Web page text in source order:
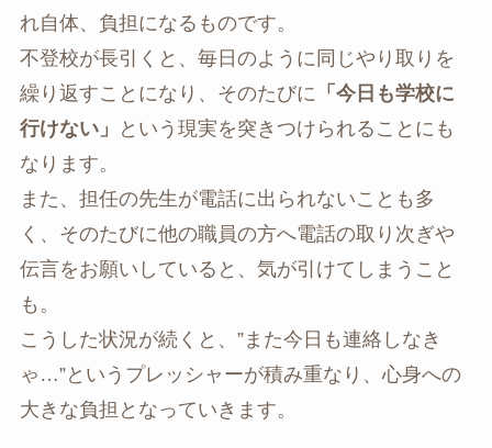
れ自体、負担になるものです。
不登校が長引くと、毎日のように同じやり取りを
繰り返すことになり、そのたびに 「今日も学校に
行けない」
という現実を突きつけられることにも
なります。
また、担任の先生が電話に出られないことも多
く、そのたびに他の職員の方へ電話の取り次ぎや
伝言をお願いしていると、気が引けてしまうこと
も。
こうした状況が続くと、”また今日も連絡しなき
ゃ…”というプレッシャーが積み重なり、心身への
大きな負担となっていきます。